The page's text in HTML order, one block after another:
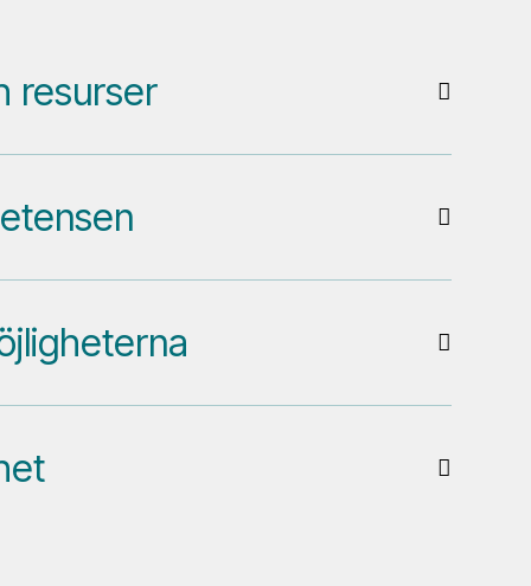
resurser